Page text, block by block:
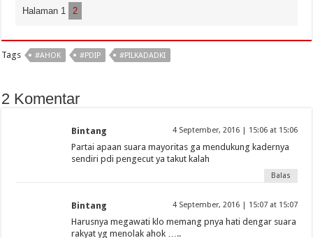
Halaman 1 2
Tags #AHOK #PDIP #PILKADADKI
2 Komentar
Bintang 4 September, 2016 | 15:06 at 15:06
Partai apaan suara mayoritas ga mendukung kadernya
sendiri pdi pengecut ya takut kalah
Balas
Bintang 4 September, 2016 | 15:07 at 15:07
Harusnya megawati klo memang pnya hati dengar suara
rakyat yg menolak ahok …..